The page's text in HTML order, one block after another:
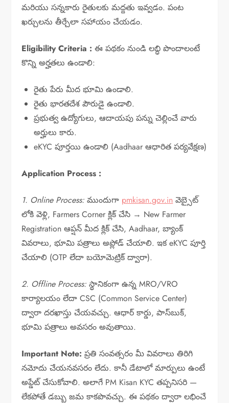
మరియు సన్నకారు రైతులకు మద్దతు ఇవ్వడం. పంట
ఖర్చులను తీర్చేలా సహాయం చేయడం.
Eligibility Criteria : ఈ పథకం నుండి లబ్ధి పొందాలంటే
కొన్ని అర్హతలు ఉండాలి:
రైతు పేరు మీద భూమి ఉండాలి.
రైతు భారతదేశ పౌరుడై ఉండాలి.
ప్రభుత్వ ఉద్యోగులు, ఆదాయపు పన్ను చెల్లించే వారు
అర్హులు కారు.
eKYC పూర్తయి ఉండాలి (Aadhaar ఆధారిత పర్యవేక్షణ)
Application Process :
1. Online Process: ముందుగా pmkisan.gov.in వెబ్సైట్
లోకి వెళ్లి, Farmers Corner క్లిక్ చేసి → New Farmer
Registration ఆప్షన్ మీద క్లిక్ చేసి, Aadhaar, బ్యాంక్
వివరాలు, భూమి పత్రాలు అప్లోడ్ చేయాలి. ఇక eKYC పూర్తి
చేయాలి (OTP లేదా బయోమెట్రిక్ ద్వారా).
2. Offline Process: స్థానికంగా ఉన్న MRO/VRO
కార్యాలయం లేదా CSC (Common Service Center)
ద్వారా దరఖాస్తు చేయవచ్చు. ఆధార్ కార్డు, పాస్‌బుక్,
భూమి పత్రాలు అవసరం అవుతాయి.
Important Note: ప్రతి సంవత్సరం మీ వివరాలు తిరిగి
నమోదు చేయనవసరం లేదు. కానీ డేటాలో మార్పులు ఉంటే
అప్డేట్ చేసుకోవాలి. అలాగే PM Kisan KYC తప్పనిసరి —
లేకపోతే డబ్బు జమ కాకపొవచ్చు. ఈ పథకం ద్వారా లభించే